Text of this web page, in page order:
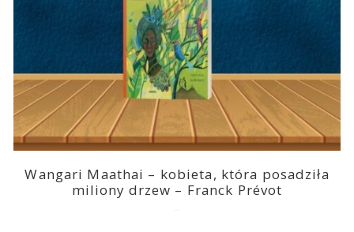
Wangari Maathai – kobieta, która posadziła
miliony drzew – Franck Prévot